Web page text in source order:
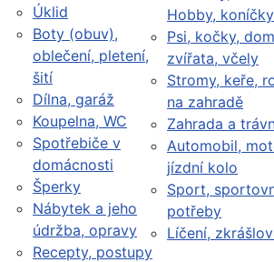
Úklid
Boty (obuv),
oblečení, pletení,
šití
Dílna, garáž
Koupelna, WC
Spotřebiče v
domácnosti
Šperky
Nábytek a jeho
údržba, opravy
Recepty, postupy
Hobby, koníčky
Psi, kočky,
zvířata, včely
Stromy, keře,
na zahradě
Zahrada a
Automobil,
jízdní kolo
Sport,
potřeby
Líčení,